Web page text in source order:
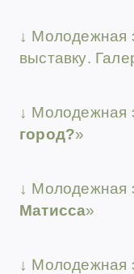
↓ Молодежная
выставку.
↓ Молодежная
город?»
↓ Молодежная
Матисса»
↓ Молодежная